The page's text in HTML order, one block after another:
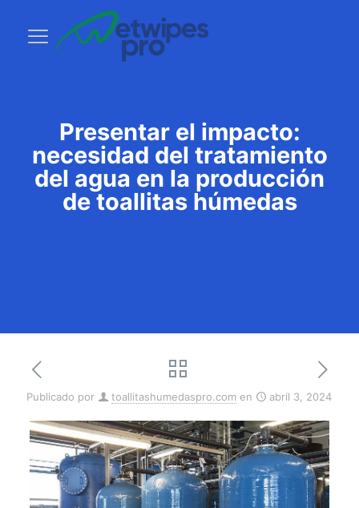
Presentar el impacto:
necesidad del tratamiento
del agua en la producción
de toallitas húmedas
Publicado por toallitashumedaspro.com en abril 3, 2024